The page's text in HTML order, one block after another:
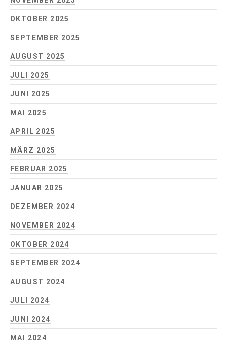
OKTOBER 2025
SEPTEMBER 2025
AUGUST 2025
JULI 2025
JUNI 2025
MAI 2025
APRIL 2025
MÄRZ 2025
FEBRUAR 2025
JANUAR 2025
DEZEMBER 2024
NOVEMBER 2024
OKTOBER 2024
SEPTEMBER 2024
AUGUST 2024
JULI 2024
JUNI 2024
MAI 2024